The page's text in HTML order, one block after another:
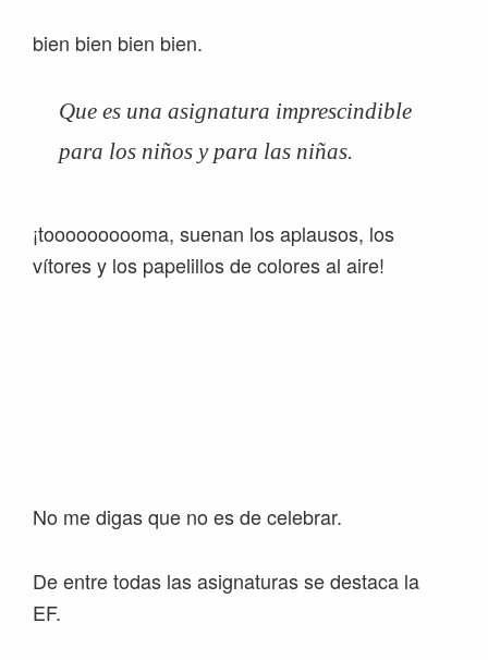
bien bien bien bien.
Que es una asignatura imprescindible
para los niños y para las niñas.
¡toooooooooma, suenan los aplausos, los
vítores y los papelillos de colores al aire!
No me digas que no es de celebrar.
De entre todas las asignaturas se destaca la
EF.